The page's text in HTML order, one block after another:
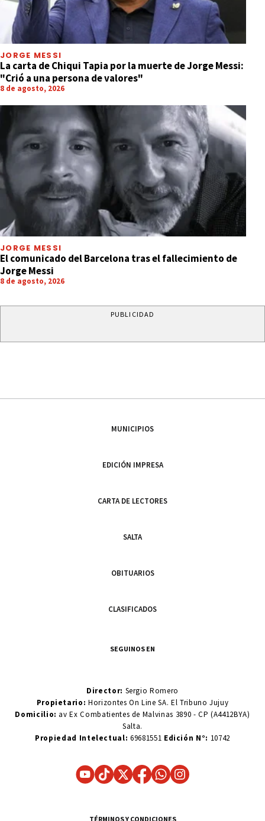
JORGE MESSI
La carta de Chiqui Tapia por la muerte de Jorge Messi:
"Crió a una persona de valores"
8 de agosto, 2026
JORGE MESSI
El comunicado del Barcelona tras el fallecimiento de
Jorge Messi
8 de agosto, 2026
PUBLICIDAD
MUNICIPIOS
EDICIÓN IMPRESA
CARTA DE LECTORES
SALTA
OBITUARIOS
CLASIFICADOS
SEGUINOS EN
Director: Sergio Romero
Propietario:Horizontes On Line SA. El Tribuno Jujuy
Domicilio: av Ex Combatientes de Malvinas 3890 - CP (A4412BYA)
Salta.
Propiedad Intelectual: 69681551 Edición N°: 10742
TÉRMINOS Y CONDICIONES